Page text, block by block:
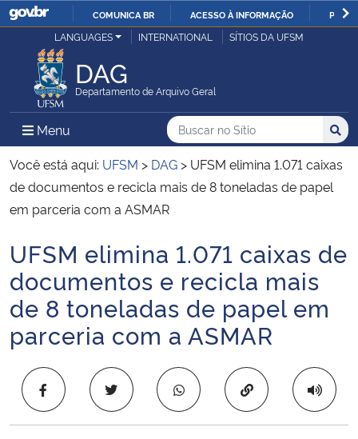
IR
COMUNICA BR ACESSO À INFORMAÇÃO
Ministério da Justiça e Segurança Pública
Ministério da Defesa
Ministério das Relações Exteriores
Ministério da Economia
Ministério da Infraestrutura
Ministério da Agricultura, Pecuária e Abastecimento
Ministério da Educação
Ministério da Cidadania
Ministério da Saúde
LANGUAGES INTERNATIONAL SÍTIOS DA UFSM
DAG
Departamento de Arquivo Geral
Menu Menu Principal do Sítio
Busca
Buscar no no Sítio
Busca:
Você está aqui: UFSM > DAG > UFSM elimina 1.071 caixas
de documentos e recicla mais de 8 toneladas de papel
em parceria com a ASMAR
Início do conteúdo
UFSM elimina 1.071 caixas de
documentos e recicla mais
de 8 toneladas de papel em
parceria com a ASMAR
Copiar para área